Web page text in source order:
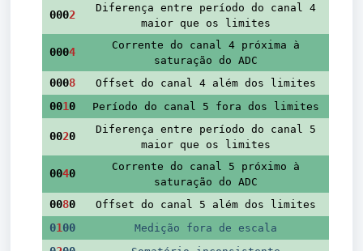
0002
Diferença entre período do canal 4
maior que os limites
0004
Corrente do canal 4 próxima à
saturação do ADC
0008 Offset do canal 4 além dos limites
0010 Período do canal 5 fora dos limites
0020
Diferença entre período do canal 5
maior que os limites
0040
Corrente do canal 5 próximo à
saturação do ADC
0080 Offset do canal 5 além dos limites
0100 Medição fora de escala